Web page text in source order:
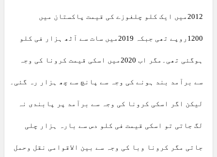
2012میں ایک کلو چلغوزے کی قیمت پاکستان میں
1200روپے تھی جبکہ 2019میں سات سے آٹھ ہزار فی کلو
ہوگئی تھی۔مگر اب 2020میں اسکی قیمت کرونا کی وجہ
سے برآمد بند ہونے کی وجہ سے پانچ سے چھ ہزار رہ گئی۔
لیکن اگر اسکی کرونا کی وجہ سے برآمد پر پابندی نہ
لگ جاتی تو اسکی قیمت فی کلو دس سے بارہ ہزار چلی
جاتی مگر کرونا وبا کی وجہ سے بین الاقوامی نقل وحمل